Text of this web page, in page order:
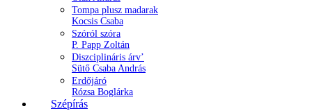
Tompa plusz madarak
Kocsis Csaba
Szóról szóra
P. Papp Zoltán
Diszciplináris árv’
Sütő Csaba András
Erdőjáró
Rózsa Boglárka
Szépírás